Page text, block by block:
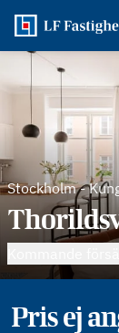
Stockholm-
Pris ej